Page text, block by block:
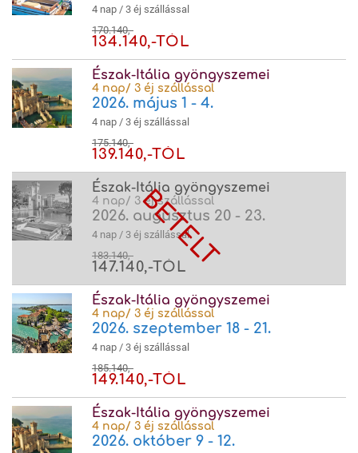
4 nap / 3 éj szállással
170.140,-
134.140,-TÓL
Észak-Itália gyöngyszemei
4 nap/ 3 éj szállással
2026. május 1 - 4.
4 nap / 3 éj szállással
175.140,-
139.140,-TÓL
Észak-Itália gyöngyszemei
4 nap/ 3 éj szállással
2026. augusztus 20 - 23.
4 nap / 3 éj szállással
183.140,-
147.140,-TÓL
Észak-Itália gyöngyszemei
4 nap/ 3 éj szállással
2026. szeptember 18 - 21.
4 nap / 3 éj szállással
185.140,-
149.140,-TÓL
Észak-Itália gyöngyszemei
4 nap/ 3 éj szállással
2026. október 9 - 12.